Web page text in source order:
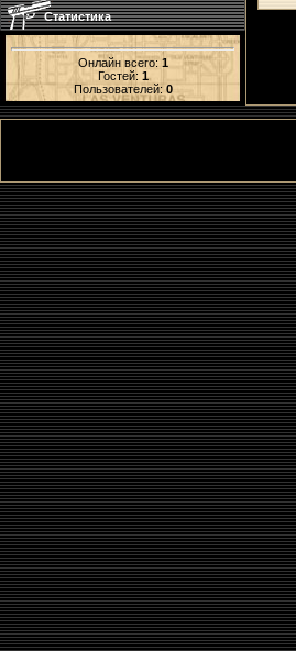
Статистика
Онлайн всего:1
Гостей: 1
Пользователей: 0